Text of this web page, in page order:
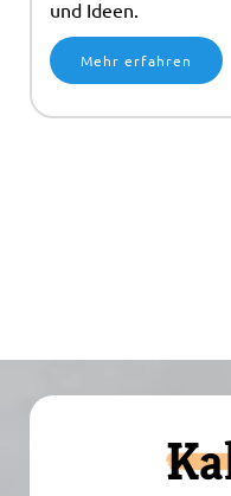
und Ideen.
Mehr erfahren